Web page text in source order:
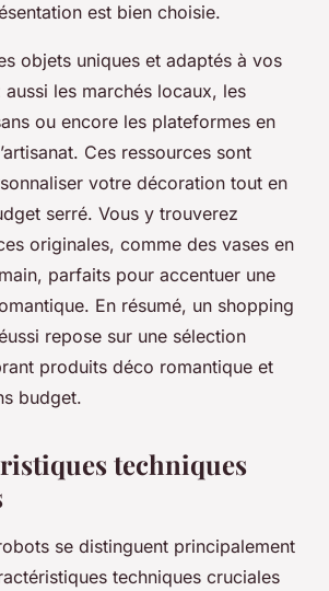
est bien choisie.
objets uniques et adaptés à vos
les marchés locaux, les
ou encore les plateformes en
Ces ressources sont
votre décoration tout en
serré. Vous y trouverez
originales, comme des vases en
parfaits pour accentuer une
En résumé, un shopping
repose sur une sélection
produits déco romantique et
budget.
techniques
se distinguent principalement
techniques cruciales